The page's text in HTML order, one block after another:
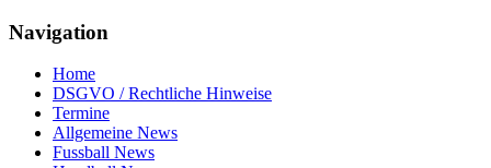
Navigation
Home
DSGVO / Rechtliche Hinweise
Termine
Allgemeine News
Fussball News